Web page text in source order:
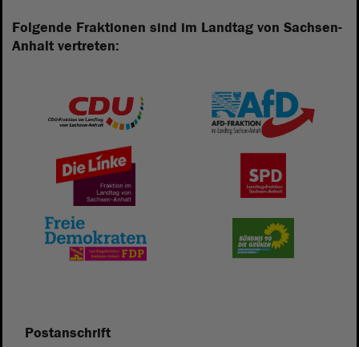
Folgende Fraktionen sind im Landtag von Sachsen-
Anhalt vertreten:
Postanschrift